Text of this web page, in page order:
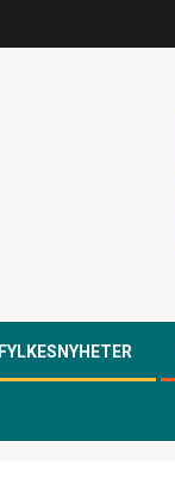
FYLKESNYHETER